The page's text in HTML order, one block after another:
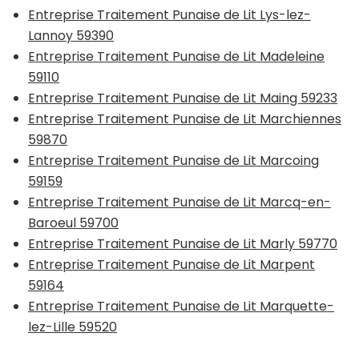
Entreprise Traitement Punaise de Lit Lys-lez-
Lannoy 59390
Entreprise Traitement Punaise de Lit Madeleine
59110
Entreprise Traitement Punaise de Lit Maing 59233
Entreprise Traitement Punaise de Lit Marchiennes
59870
Entreprise Traitement Punaise de Lit Marcoing
59159
Entreprise Traitement Punaise de Lit Marcq-en-
Baroeul 59700
Entreprise Traitement Punaise de Lit Marly 59770
Entreprise Traitement Punaise de Lit Marpent
59164
Entreprise Traitement Punaise de Lit Marquette-
lez-Lille 59520